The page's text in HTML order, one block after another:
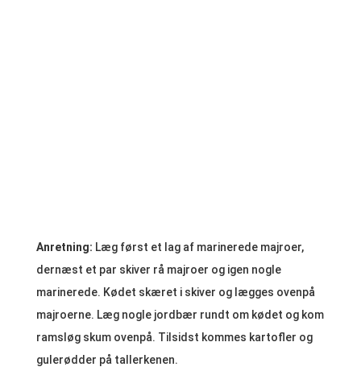
Anretning: Læg først et lag af marinerede majroer,
dernæst et par skiver rå majroer og igen nogle
marinerede. Kødet skæret i skiver og lægges ovenpå
majroerne. Læg nogle jordbær rundt om kødet og kom
ramsløg skum ovenpå. Tilsidst kommes kartofler og
gulerødder på tallerkenen.